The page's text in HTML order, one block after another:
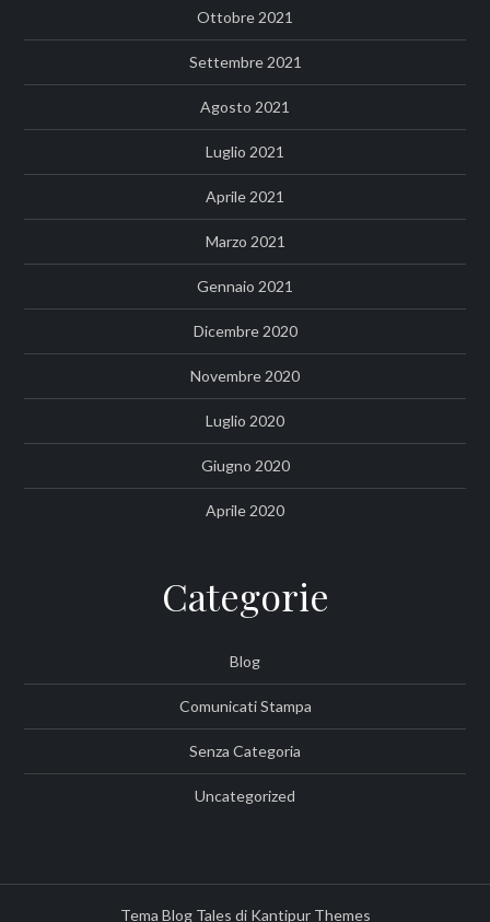
Ottobre 2021
Settembre 2021
Agosto 2021
Luglio 2021
Aprile 2021
Marzo 2021
Gennaio 2021
Dicembre 2020
Novembre 2020
Luglio 2020
Giugno 2020
Aprile 2020
Categorie
Blog
Comunicati Stampa
Senza Categoria
Uncategorized
Tema Blog Tales di Kantipur Themes